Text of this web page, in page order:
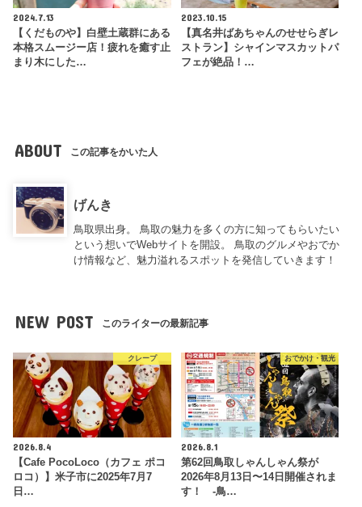
2024.7.13
【くだものや】白壁土蔵群にある
本格スムージー店！疲れを癒す止
まり木にした…
2023.10.15
【真名井ばあちゃんのせせらぎレ
ストラン】シャインマスカットパ
フェが絶品！…
ABOUT この記事をかいた人
げんき
鳥取県出身。 鳥取の魅力を多くの方に知ってもらいたい
という想いでWebサイトを開設。 鳥取のグルメやおでか
け情報など、魅力溢れるスポットを発信していきます！
NEW POST このライターの最新記事
クレープ
2026.8.4
【Cafe PocoLoco（カフェ ポコ
ロコ）】米子市に2025年7月7
日…
おでかけ・観光
2026.8.1
第62回鳥取しゃんしゃん祭が
2026年8月13日〜14日開催されま
す！ -鳥…